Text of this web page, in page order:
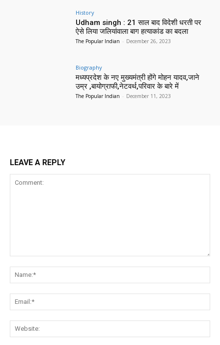
History
Udham singh : 21 साल बाद विदेशी धरती पर
ऐसे लिया जलियांवाला बाग हत्याकांड का बदला
The Popular Indian - December 26, 2023
Biography
मध्यप्रदेश के नए मुख्यमंत्री होंगे मोहन यादव,जाने
उम्र ,बायोग्राफी,नेटवर्थ,परिवार के बारे में
The Popular Indian - December 11, 2023
LEAVE A REPLY